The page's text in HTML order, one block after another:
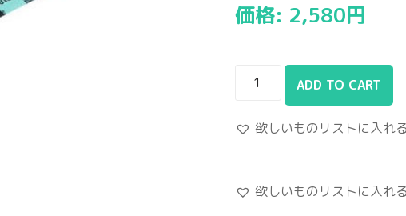
価格: 2,580円
ADD TO CART
欲しいものリストに入れ
欲しいものリストに入れ